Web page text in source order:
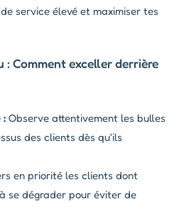
service élevé et maximiser tes
: Comment exceller derrière
: Observe attentivement les bulles
des clients dès qu'ils
en priorité les clients dont
se dégrader pour éviter de